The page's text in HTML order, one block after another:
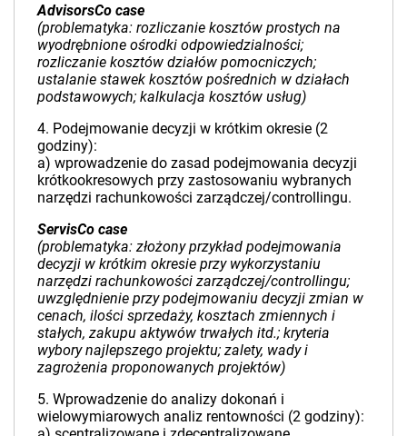
AdvisorsCo case
(problematyka: rozliczanie kosztów prostych na
wyodrębnione ośrodki odpowiedzialności;
rozliczanie kosztów działów pomocniczych;
ustalanie stawek kosztów pośrednich w działach
podstawowych; kalkulacja kosztów usług)
4. Podejmowanie decyzji w krótkim okresie (2
godziny):
a) wprowadzenie do zasad podejmowania decyzji
krótkookresowych przy zastosowaniu wybranych
narzędzi rachunkowości zarządczej/controllingu.
ServisCo case
(problematyka: złożony przykład podejmowania
decyzji w krótkim okresie przy wykorzystaniu
narzędzi rachunkowości zarządczej/controllingu;
uwzględnienie przy podejmowaniu decyzji zmian w
cenach, ilości sprzedaży, kosztach zmiennych i
stałych, zakupu aktywów trwałych itd.; kryteria
wybory najlepszego projektu; zalety, wady i
zagrożenia proponowanych projektów)
5. Wprowadzenie do analizy dokonań i
wielowymiarowych analiz rentowności (2 godziny):